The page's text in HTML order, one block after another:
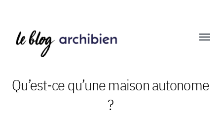
Qu’est-ce qu’une maison autonome
?